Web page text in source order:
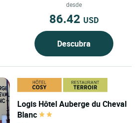
desde
86.42 USD
Descubra
Logis Hôtel Auberge du Cheval
Blanc